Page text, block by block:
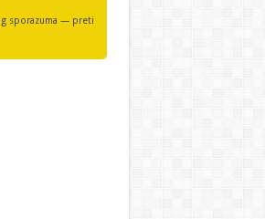
sporazuma — preti